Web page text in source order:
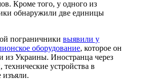
Кроме того, у одного из
обнаружили две единицы
пограничники выявили у
оборудование, которое он
из Украины. Иностранца через
устройства в
изъяли.